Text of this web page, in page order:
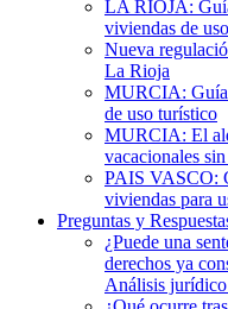
LA RIOJA:
viviendas de
Nueva
La Rioja
MURCIA: Guía
de uso turístico
MURCIA: El
vacacionales
PAIS VASCO:
viviendas para
Preguntas y
¿Puede una
derechos ya
Análisis